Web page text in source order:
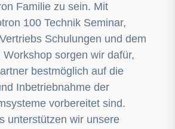
Familie zu sein. Mit
100 Technik Seminar,
Schulungen und dem
sorgen wir dafür,
bestmöglich auf die
Inbetriebnahme der
vorbereitet sind.
unterstützen wir unsere